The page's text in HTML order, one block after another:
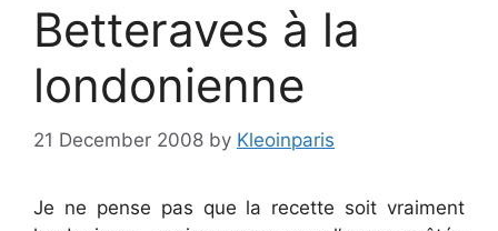
Betteraves à la
londonienne
21 December 2008 by Kleoinparis
Je ne pense pas que la recette soit vraiment